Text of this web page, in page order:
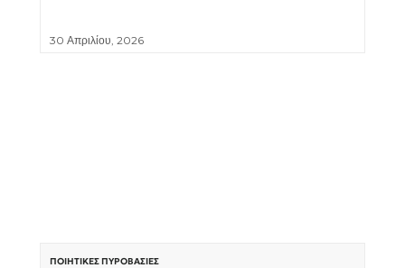
30 Απριλίου, 2026
ΠΟΙΗΤΙΚΈΣ ΠΥΡΟΒΑΣΊΕΣ